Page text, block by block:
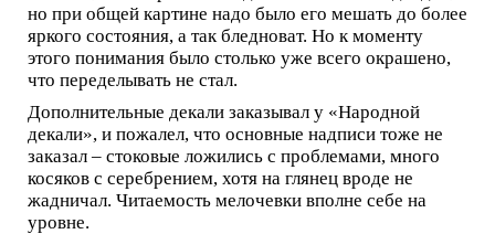
но при общей картине надо было его мешать до более
яркого состояния, а так бледноват. Но к моменту
этого понимания было столько уже всего окрашено,
что переделывать не стал.
Дополнительные декали заказывал у «Народной
декали», и пожалел, что основные надписи тоже не
заказал – стоковые ложились с проблемами, много
косяков с серебрением, хотя на глянец вроде не
жадничал. Читаемость мелочевки вполне себе на
уровне.